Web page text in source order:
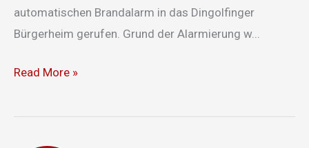
automatischen Brandalarm in das Dingolfinger
Bürgerheim gerufen. Grund der Alarmierung w...
Read More »